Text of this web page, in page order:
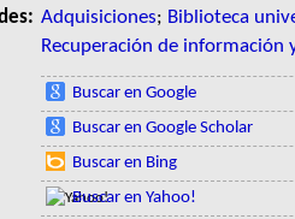
Adquisiciones; Biblioteca
Recuperación de información
Buscar en Google
Buscar en Google Scholar
Buscar en Bing
Buscar en Yahoo!